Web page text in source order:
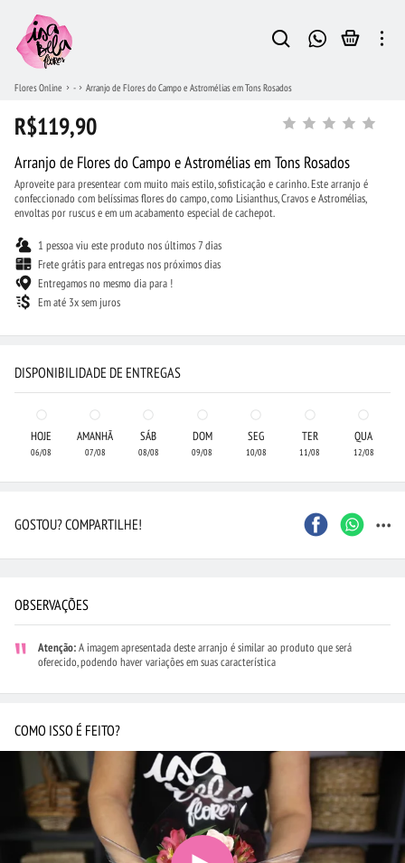
Flores Online - Arranjo de Flores do Campo e Astromélias em Tons Rosados
R$119,90
Arranjo de Flores do Campo e Astromélias em Tons Rosados
Aproveite para presentear com muito mais estilo, sofisticação e carinho. Este arranjo é
confeccionado com belíssimas flores do campo, como Lisianthus, Cravos e Astromélias,
envoltas por ruscus e em um acabamento especial de cachepot.
1 pessoa viu este produto nos últimos 7 dias
Frete grátis para entregas nos próximos dias
Entregamos no mesmo dia para !
Em até 3x sem juros
DISPONIBILIDADE DE ENTREGAS
HOJE
06/08
AMANHÃ
07/08
SÁB
08/08
DOM
09/08
SEG
10/08
TER
11/08
QUA
12/08
GOSTOU? COMPARTILHE! ...
OBSERVAÇÕES
Atenção:A imagem apresentada deste arranjo é similar ao produto que será
oferecido, podendo haver variações em suas característica
COMO ISSO É FEITO?